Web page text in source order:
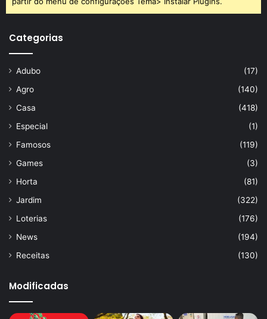
Gostou de conhecer essas charmosas
primavera
? Hibiscos, violetas, hortênsias, rosas, jasmins e
o seu jardim. Comece a cultivá-las agora mesmo!
Categorias
Adubo
(17)
Agro
(140)
Casa
(418)
Especial
(1)
Famosos
(119)
Games
(3)
Horta
(81)
Jardim
(322)
Loterias
(176)
News
(194)
Receitas
(130)
Modificadas